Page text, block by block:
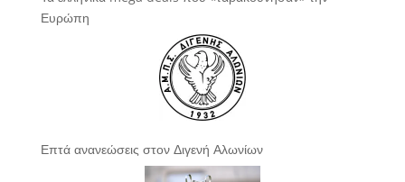
Ευρώπη
Επτά ανανεώσεις στον Διγενή Αλωνίων